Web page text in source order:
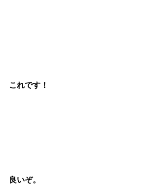
これです！
良いぞ。